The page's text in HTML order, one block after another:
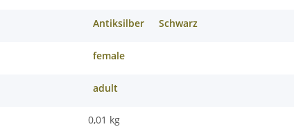
Antiksilber Schwarz
female
adult
0,01 kg